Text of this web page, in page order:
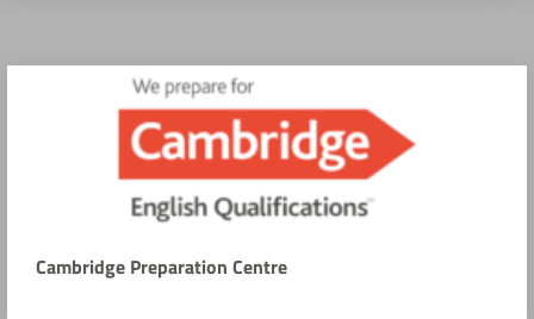
Cambridge Preparation Centre